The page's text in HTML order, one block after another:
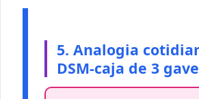
5. Analogia
DSM-caja de 3